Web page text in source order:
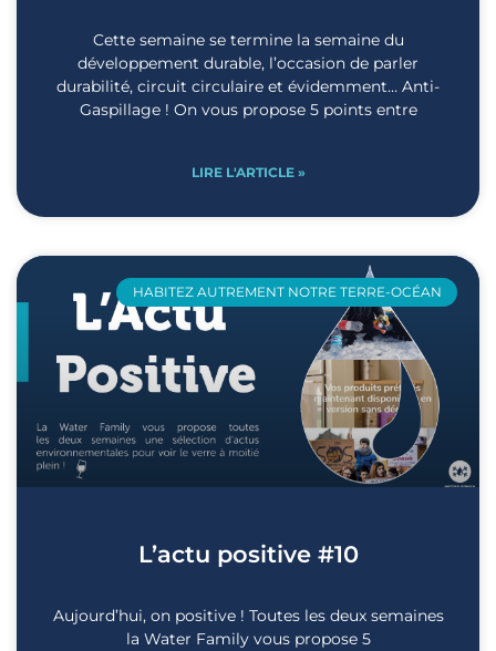
Cette semaine se termine la semaine du
développement durable, l’occasion de parler
durabilité, circuit circulaire et évidemment… Anti-
Gaspillage ! On vous propose 5 points entre
LIRE L'ARTICLE »
HABITEZ AUTREMENT NOTRE TERRE-OCÉAN
L’actu positive #10
Aujourd’hui, on positive ! Toutes les deux semaines
la Water Family vous propose 5